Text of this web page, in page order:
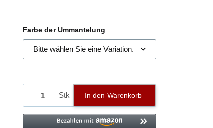
Farbe der Ummantelung
Bitte wählen Sie eine Variation.
Stk In den Warenkorb